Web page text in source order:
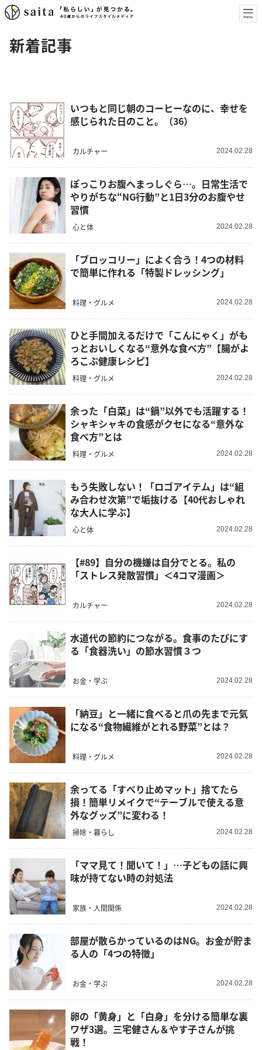
新着記事
いつもと同じ朝のコーヒーなのに、幸せを
感じられた日のこと。（36）
カルチャー 2024.02.28
ぽっこりお腹へまっしぐら…。日常生活で
やりがちな“NG行動”と1日3分のお腹やせ
習慣
心と体 2024.02.28
「ブロッコリー」によく合う！4つの材料
で簡単に作れる「特製ドレッシング」
料理・グルメ 2024.02.28
ひと手間加えるだけで「こんにゃく」がも
っとおいしくなる“意外な食べ方”【腸がよ
ろこぶ健康レシピ】
料理・グルメ 2024.02.28
余った「白菜」は“鍋”以外でも活躍する！
シャキシャキの食感がクセになる“意外な
食べ方”とは
料理・グルメ 2024.02.28
もう失敗しない！「ロゴアイテム」は“組
み合わせ次第”で垢抜ける【40代おしゃれ
な大人に学ぶ】
心と体 2024.02.28
【#89】自分の機嫌は自分でとる。私の
「ストレス発散習慣」＜4コマ漫画＞
カルチャー 2024.02.28
水道代の節約につながる。食事のたびにす
る「食器洗い」の節水習慣３つ
お金・学ぶ 2024.02.28
「納豆」と一緒に食べると爪の先まで元気
になる“食物繊維がとれる野菜”とは？
料理・グルメ 2024.02.28
余ってる「すべり止めマット」捨てたら
損！簡単リメイクで“テーブルで使える意
外なグッズ”に変わる！
掃除・暮らし 2024.02.28
「ママ見て！聞いて！」…子どもの話に興
味が持てない時の対処法
家族・人間関係 2024.02.28
部屋が散らかっているのはNG。お金が貯ま
る人の「4つの特徴」
お金・学ぶ 2024.02.28
卵の「黄身」と「白身」を分ける簡単な裏
ワザ3選。三宅健さん＆やす子さんが挑
戦！